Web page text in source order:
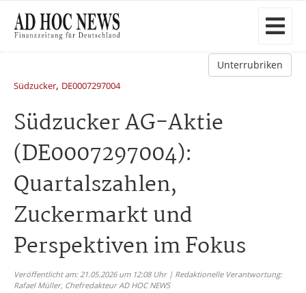
Unterrubriken
Südzucker, DE0007297004
Südzucker AG-Aktie
(DE0007297004):
Quartalszahlen,
Zuckermarkt und
Perspektiven im Fokus
Veröffentlicht am: 21.05.2026 um 12:08 Uhr | Redaktionelle Verantwortung:
Rafael Müller, Chefredakteur AD HOC NEWS